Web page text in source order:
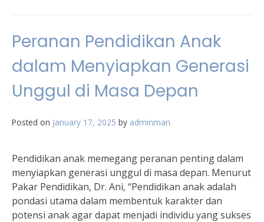
Peranan Pendidikan Anak
dalam Menyiapkan Generasi
Unggul di Masa Depan
Posted on January 17, 2025 by adminman
Pendidikan anak memegang peranan penting dalam
menyiapkan generasi unggul di masa depan. Menurut
Pakar Pendidikan, Dr. Ani, “Pendidikan anak adalah
pondasi utama dalam membentuk karakter dan
potensi anak agar dapat menjadi individu yang sukses